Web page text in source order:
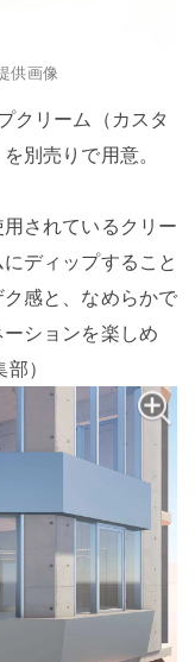
供画像
クリーム（カスタ
別売りで用意。
されているクリー
ディップすること
感と、なめらかで
ションを楽しめ
）